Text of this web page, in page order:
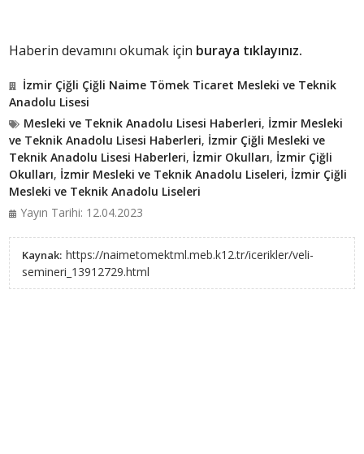
Haberin devamını okumak için buraya tıklayınız.
İzmir Çiğli Çiğli Naime Tömek Ticaret Mesleki ve Teknik
Anadolu Lisesi
Mesleki ve Teknik Anadolu Lisesi Haberleri, İzmir Mesleki
ve Teknik Anadolu Lisesi Haberleri, İzmir Çiğli Mesleki ve
Teknik Anadolu Lisesi Haberleri, İzmir Okulları, İzmir Çiğli
Okulları, İzmir Mesleki ve Teknik Anadolu Liseleri, İzmir Çiğli
Mesleki ve Teknik Anadolu Liseleri
Yayın Tarihi: 12.04.2023
Kaynak: https://naimetomektml.meb.k12.tr/icerikler/veli-
semineri_13912729.html